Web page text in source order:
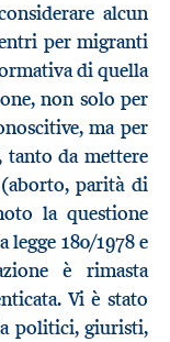
alcun
per migranti
di quella
non solo per
ma per
da mettere
parità di
la questione
legge 180/1978 e
è rimasta
Vi è stato
politici, giuristi,